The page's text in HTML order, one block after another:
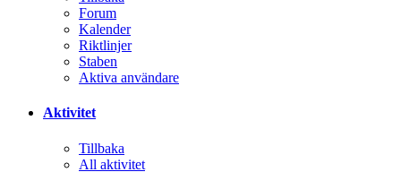
Forum
Kalender
Riktlinjer
Staben
Aktiva användare
Aktivitet
Tillbaka
All aktivitet